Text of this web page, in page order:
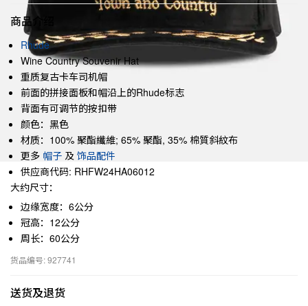
商品介绍
Rhude
Wine Country Souvenir Hat
重质复古卡车司机帽
前面的拼接面板和帽沿上的Rhude标志
背面有可调节的按扣带
颜色：黑色
材质：100% 聚酯纖維; 65% 聚酯, 35% 棉質斜紋布
更多 帽子 及 饰品配件
供应商代码: RHFW24HA06012
大约尺寸：
边缘宽度：6公分
冠高：12公分
周长：60公分
货品编号: 927741
送货及退货